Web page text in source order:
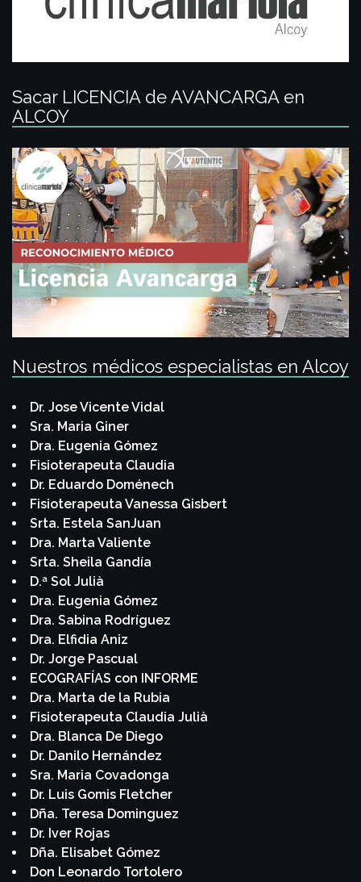
Sacar LICENCIA de AVANCARGA en
ALCOY
Nuestros médicos especialistas en Alcoy
Dr. Jose Vicente Vidal
Sra. Maria Giner
Dra. Eugenia Gómez
Fisioterapeuta Claudia
Dr. Eduardo Doménech
Fisioterapeuta Vanessa Gisbert
Srta. Estela SanJuan
Dra. Marta Valiente
Srta. Sheila Gandía
D.ª Sol Julià
Dra. Eugenia Gómez
Dra. Sabina Rodríguez
Dra. Elfidia Aniz
Dr. Jorge Pascual
ECOGRAFÍAS con INFORME
Dra. Marta de la Rubia
Fisioterapeuta Claudia Julià
Dra. Blanca De Diego
Dr. Danilo Hernández
Sra. Maria Covadonga
Dr. Luis Gomis Fletcher
Dña. Teresa Dominguez
Dr. Iver Rojas
Dña. Elisabet Gómez
Don Leonardo Tortolero